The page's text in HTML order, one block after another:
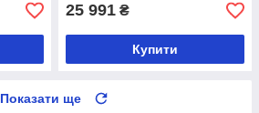
25 991 ₴
Купити
Показати ще